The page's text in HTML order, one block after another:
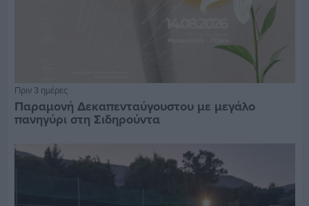
Πριν 3 ημέρες
Παραμονή Δεκαπενταύγουστου με μεγάλο
πανηγύρι στη Σιδηρούντα